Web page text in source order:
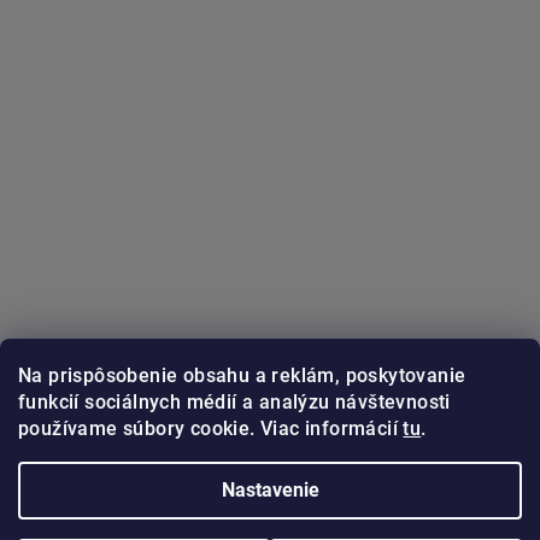
Na prispôsobenie obsahu a reklám, poskytovanie
funkcií sociálnych médií a analýzu návštevnosti
používame súbory cookie. Viac informáciítu.
Nastavenie
Sledovať na Instagrame